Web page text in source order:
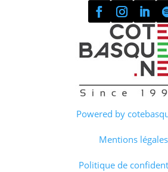
Powered by
Mentions légales
Politique de